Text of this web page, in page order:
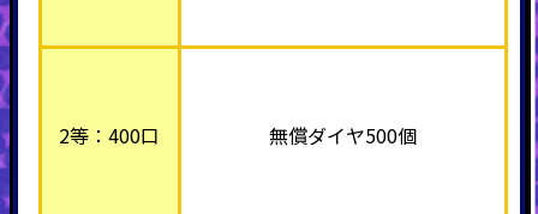
2等：400口 無償ダイヤ500個